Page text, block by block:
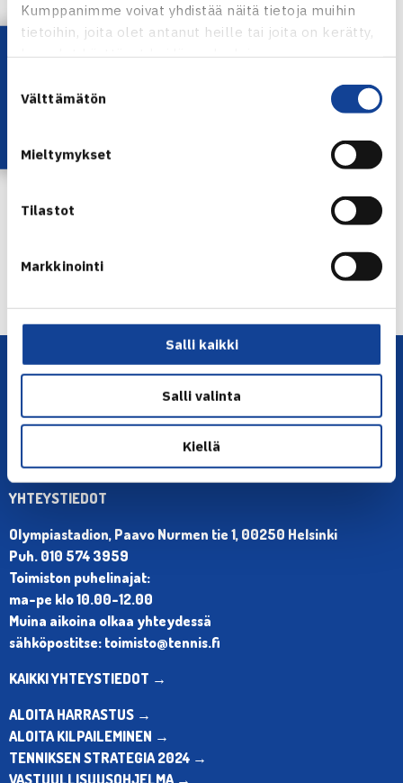
Kumppanimme voivat yhdistää näitä tietoja muihin
tietoihin, joita olet antanut heille tai joita on kerätty,
kun olet käyttänyt heidän palvelujaan.
valinta
Välttämätön
Mieltymykset
Tilastot
Markkinointi
Salli kaikki
Salli valinta
Kiellä
Turnaus verkossa
Jaa:
Seuraava uutinen: Jarkko kukisti Przysieznyn…
Lataa OmaTennis!
YHTEYSTIEDOT
Olympiastadion, Paavo Nurmen tie 1, 00250 Helsinki
Puh. 010 574 3959
Toimiston puhelinajat:
ma-pe klo 10.00-12.00
Muina aikoina olkaa yhteydessä
sähköpostitse: toimisto@tennis.fi
KAIKKI YHTEYSTIEDOT →
ALOITA HARRASTUS →
ALOITA KILPAILEMINEN →
TENNIKSEN STRATEGIA 2024 →
VASTUULLISUUSOHJELMA →